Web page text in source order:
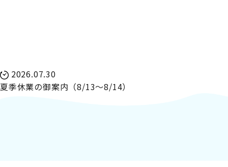
2026.07.30
夏季休業の御案内（8/13～8/14）